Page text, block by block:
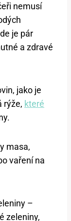
nemusí
je pár
a zdravé
jako je
rýže, které
masa,
vaření na
–
zeleniny,